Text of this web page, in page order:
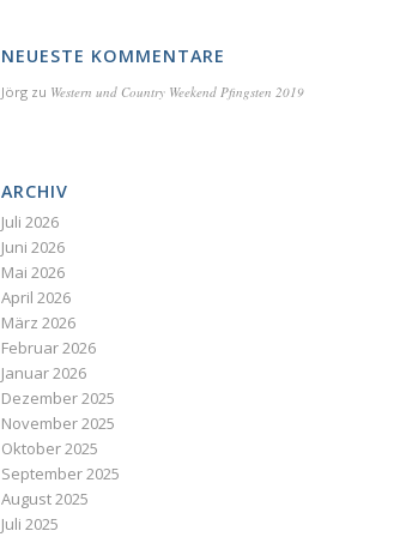
NEUESTE KOMMENTARE
Jörg zu Western und Country Weekend Pfingsten 2019
ARCHIV
Juli 2026
Juni 2026
Mai 2026
April 2026
März 2026
Februar 2026
Januar 2026
Dezember 2025
November 2025
Oktober 2025
September 2025
August 2025
Juli 2025